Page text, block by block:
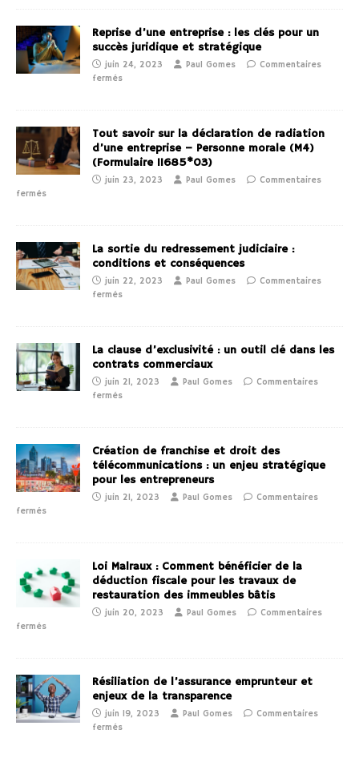
Reprise d’une entreprise : les clés pour un
succès juridique et stratégique
juin 24, 2023 Paul Gomes
Commentaires
fermés
Tout savoir sur la déclaration de radiation
d’une entreprise – Personne morale (M4)
(Formulaire 11685*03)
juin 23, 2023 Paul Gomes
Commentaires
fermés
La sortie du redressement judiciaire :
conditions et conséquences
juin 22, 2023 Paul Gomes
Commentaires
fermés
La clause d’exclusivité : un outil clé dans les
contrats commerciaux
juin 21, 2023 Paul Gomes
Commentaires
fermés
Création de franchise et droit des
télécommunications : un enjeu stratégique
pour les entrepreneurs
juin 21, 2023 Paul Gomes
Commentaires
fermés
Loi Malraux : Comment bénéficier de la
déduction fiscale pour les travaux de
restauration des immeubles bâtis
juin 20, 2023 Paul Gomes
Commentaires
fermés
Résiliation de l’assurance emprunteur et
enjeux de la transparence
juin 19, 2023 Paul Gomes
Commentaires
fermés